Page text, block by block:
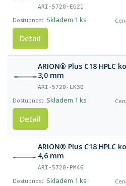
ARI-5720-EG21
Skladem 1 ks
Detail
ARION® Plus C18 HPLC
3,0 mm
ARI-5720-LK30
Skladem 1 ks
Detail
ARION® Plus C18 HPLC
4,6 mm
ARI-5720-PM46
Skladem 1 ks